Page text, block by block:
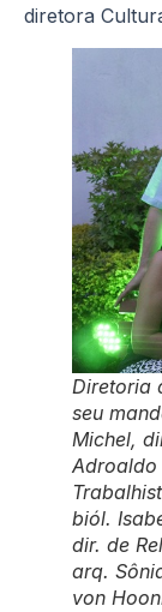
diretora
Diretoria
seu
Michel,
Adroaldo
biól.
dir. de
arq.
von